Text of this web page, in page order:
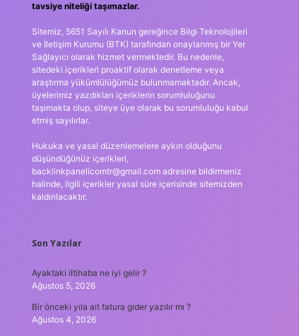
tavsiye niteliği taşımazlar.
Sitemiz, 5651 Sayılı Kanun gereğince Bilgi Teknolojileri
ve İletişim Kurumu (BTK) tarafından onaylanmış bir Yer
Sağlayıcı olarak hizmet vermektedir. Bu nedenle,
sitedeki içerikleri proaktif olarak denetleme veya
araştırma yükümlülüğümüz bulunmamaktadır. Ancak,
üyelerimiz yazdıkları içeriklerin sorumluluğunu
taşımakta olup, siteye üye olarak bu sorumluluğu kabul
etmiş sayılırlar.
Hukuka ve yasal düzenlemelere aykırı olduğunu
düşündüğünüz içerikleri,
backlinkpanelicomtr@gmail.comadresine bildirmeniz
halinde, ilgili içerikler yasal süre içerisinde sitemizden
kaldırılacaktır.
Son Yazılar
Ayaktaki iltihaba ne iyi gelir ?
Ağustos 5, 2026
Bir önceki yıla ait fatura gider yazılır mı ?
Ağustos 4, 2026